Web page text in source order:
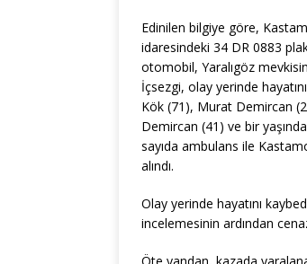
Edinilen bilgiye göre,
idaresindeki 34 DR 0883
otomobil, Yaralıgöz
İçsezgi, olay yerinde
Kök (71), Murat Demircan
Demircan (41) ve bir
sayıda ambulans ile
alındı.
Olay yerinde hayatını
incelemesinin ardından